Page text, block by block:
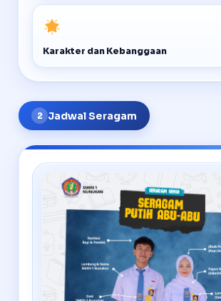
Karakter dan Kebanggaan
2 Jadwal Seragam